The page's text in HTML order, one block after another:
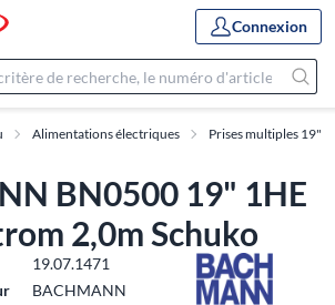
Connexion
Alimentations électriques Prises multiples 19"
BN0500 19" 1HE
2,0m Schuko
19.07.1471
BACHMANN